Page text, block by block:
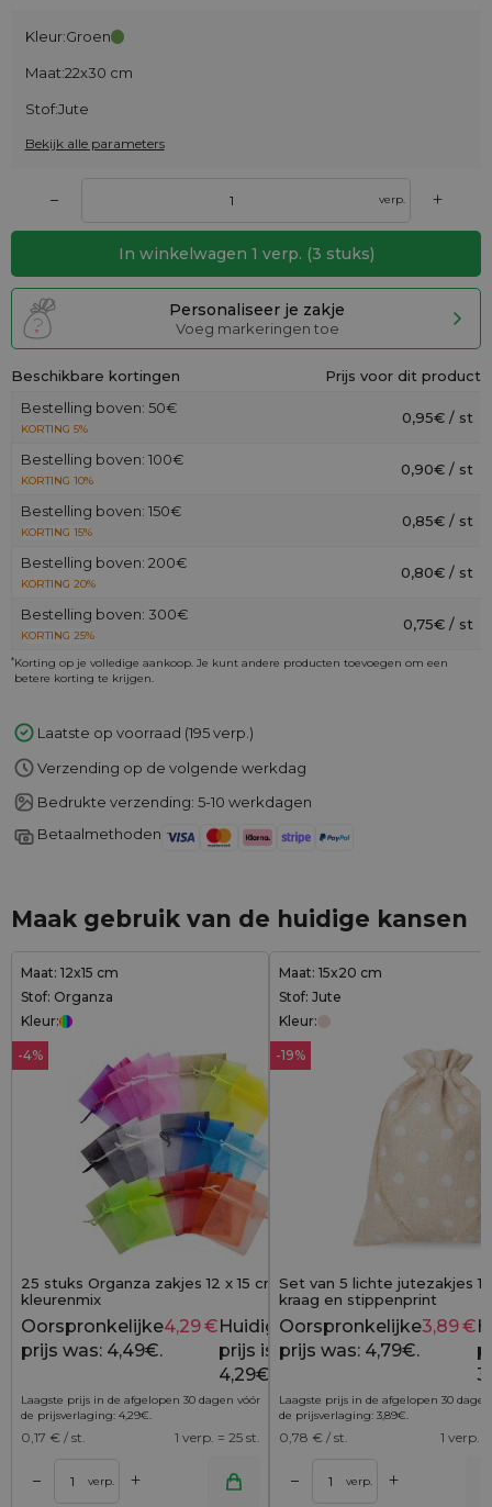
Kleur:Groen
Maat:22x30 cm
Stof:Jute
Bekijk alle parameters
– verp. +
In winkelwagen 1 verp. (3 stuks)
Personaliseer je zakje
Voeg markeringen toe
Beschikbare kortingen
Prijs voor dit product
Bestelling boven: 50€
KORTING 5%
0,95€ / st
Bestelling boven: 100€
KORTING 10%
0,90€ / st
Bestelling boven: 150€
KORTING 15%
0,85€ / st
Bestelling boven: 200€
KORTING 20%
0,80€ / st
Bestelling boven: 300€
KORTING 25%
0,75€ / st
*Korting op je volledige aankoop. Je kunt andere producten toevoegen om een
betere korting te krijgen.
Laatste op voorraad (195 verp.)
Verzending op de volgende werkdag
Bedrukte verzending: 5-10 werkdagen
Betaalmethoden
Maak gebruik van de huidige kansen
Maat: 12x15 cm
Stof: Organza
Kleur:
-4%
25 stuks Organza zakjes 12 x 15 cm -
kleurenmix
4,49 €
Oorspronkelijke
prijs was: 4,49€.
4,29€Huidige
prijs is:
4,29€.
Laagste prijs in de afgelopen 30 dagen vóór
de prijsverlaging: 4,29€.
0,17 € / st. 1 verp. = 25 st.
– verp. +
Maat: 15x20 cm
Stof: Jute
Kleur:
-19%
Set van 5 lichte jutezakjes
kraag en stippenprint
Oorspronkelijke
prijs was: 4,79€.
3,89€
Laagste prijs in de afgelopen 30
de prijsverlaging: 3,89€.
0,78 € / st. 1 verp.
– verp. +
Toevoegen aan winkelwagen Toevoegen aan